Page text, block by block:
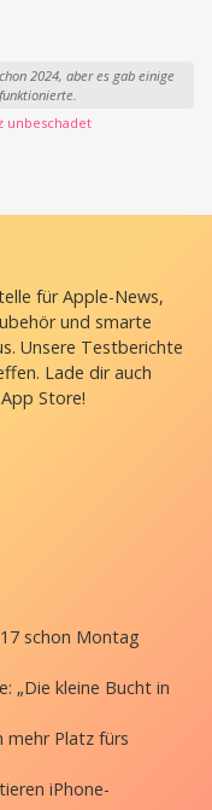
2024, aber es gab einige
unbeschadet
für Apple-News,
und smarte
Unsere Testberichte
Lade dir auch
Store!
schon Montag
„Die kleine Bucht in
mehr Platz fürs
iPhone-